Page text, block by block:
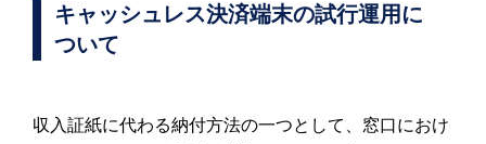
キャッシュレス決済端末の試行運用に
ついて
収入証紙に代わる納付方法の一つとして、窓口におけ